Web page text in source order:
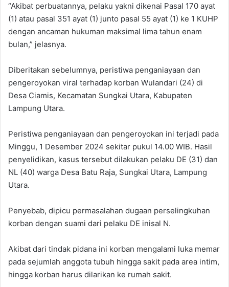
“Akibat perbuatannya, pelaku yakni dikenai Pasal 170 ayat
(1) atau pasal 351 ayat (1) junto pasal 55 ayat (1) ke 1 KUHP
dengan ancaman hukuman maksimal lima tahun enam
bulan,” jelasnya.
Diberitakan sebelumnya, peristiwa penganiayaan dan
pengeroyokan viral terhadap korban Wulandari (24) di
Desa Ciamis, Kecamatan Sungkai Utara, Kabupaten
Lampung Utara.
Peristiwa penganiayaan dan pengeroyokan ini terjadi pada
Minggu, 1 Desember 2024 sekitar pukul 14.00 WIB. Hasil
penyelidikan, kasus tersebut dilakukan pelaku DE (31) dan
NL (40) warga Desa Batu Raja, Sungkai Utara, Lampung
Utara.
Penyebab, dipicu permasalahan dugaan perselingkuhan
korban dengan suami dari pelaku DE inisal N.
Akibat dari tindak pidana ini korban mengalami luka memar
pada sejumlah anggota tubuh hingga sakit pada area intim,
hingga korban harus dilarikan ke rumah sakit.